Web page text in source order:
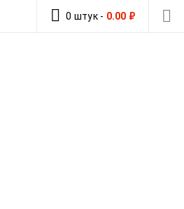
0 штук - 0.00 ₽